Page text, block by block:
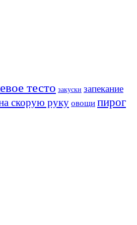
тесто закуски запекание
скорую руку овощи пирог